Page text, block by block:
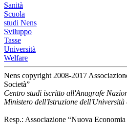
Sanità
Scuola
studi Nens
Sviluppo
Tasse
Università
Welfare
Nens copyright 2008-2017
Società”
Centro studi iscritto all'Anagrafe
Ministero dell'Istruzione dell'Università
Resp.: Associazione “Nuova